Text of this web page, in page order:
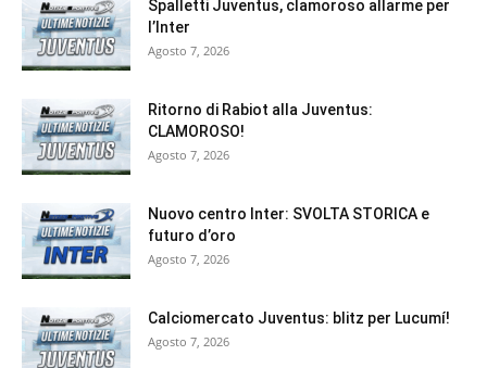
Spalletti Juventus, clamoroso allarme per
l’Inter
Agosto 7, 2026
Ritorno di Rabiot alla Juventus:
CLAMOROSO!
Agosto 7, 2026
Nuovo centro Inter: SVOLTA STORICA e
futuro d’oro
Agosto 7, 2026
Calciomercato Juventus: blitz per Lucumí!
Agosto 7, 2026